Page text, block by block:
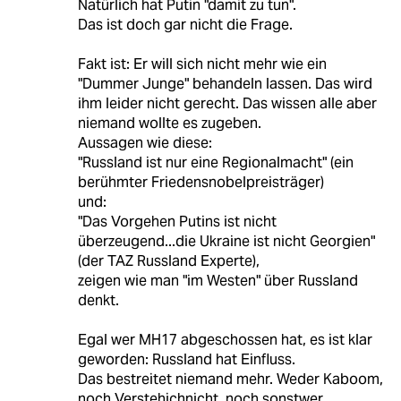
Natürlich hat Putin "damit zu tun".
Das ist doch gar nicht die Frage.
Fakt ist: Er will sich nicht mehr wie ein
"Dummer Junge" behandeln lassen. Das wird
ihm leider nicht gerecht. Das wissen alle aber
niemand wollte es zugeben.
Aussagen wie diese:
"Russland ist nur eine Regionalmacht" (ein
berühmter Friedensnobelpreisträger)
und:
"Das Vorgehen Putins ist nicht
überzeugend...die Ukraine ist nicht Georgien"
(der TAZ Russland Experte),
zeigen wie man "im Westen" über Russland
denkt.
Egal wer MH17 abgeschossen hat, es ist klar
geworden: Russland hat Einfluss.
Das bestreitet niemand mehr. Weder Kaboom,